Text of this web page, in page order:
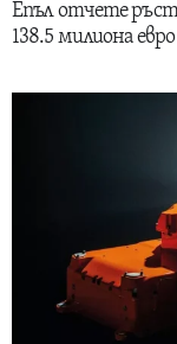
Епъл отчете ръст
138.5 милиона евро